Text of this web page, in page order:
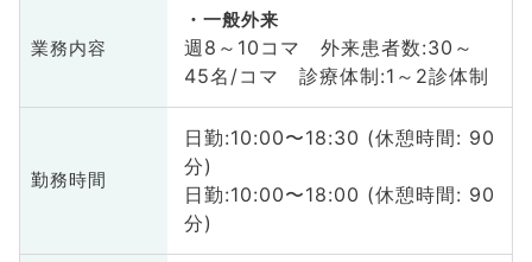
業務内容
一般外来
週8～10コマ 外来患者数:30～
45名/コマ 診療体制:1～2診体制
勤務時間
日勤:10:00〜18:30 (休憩時間: 90
分)
日勤:10:00〜18:00 (休憩時間: 90
分)